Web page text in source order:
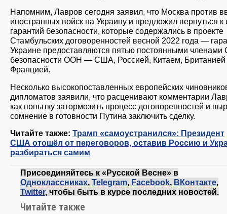
Напомним, Лавров сегодня заявил, что Москва против
иностранных войск на Украину и предложил вернуться к
гарантий безопасности, которые содержались в проекте
Стамбульских договоренностей весной 2022 года —
Украине предоставляются пятью постоянными членами
безопасности ООН — США, Россией, Китаем, Британией
Францией.
Несколько высокопоставленных европейских
дипломатов заявили, что расценивают комментарии
как попытку затормозить процесс договоренностей и
сомнение в готовности Путина заключить сделку.
Читайте также: Трамп «самоустранился»: Президент
США отошёл от переговоров, оставив Россию и
разбираться самим
Присоединяйтесь к «Русской Весне» в
Одноклассниках, Telegram, Facebook, ВКонтакте,
Twitter, чтобы быть в курсе последних новостей.
Читайте также